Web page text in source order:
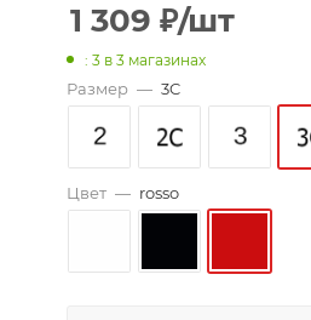
1 309 ₽/шт
: 3 в 3 магазинах
Размер — 3C
Цвет — rosso